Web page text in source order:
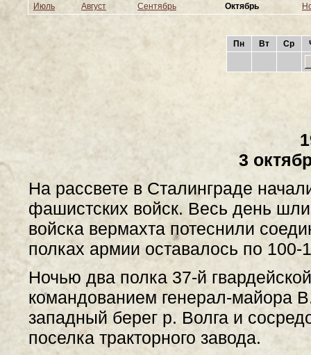
Июль
Август Сентябрь Октябрь
Пн Вт Ср
3
На рассвете в Сталинграде
фашистских войск. Весь день
войска вермахта потеснили
полках армии оставалось по 100-
Ночью два полка 37-й
командованием генерал-майора
западный берег р. Волга и
поселка тракторного завода.